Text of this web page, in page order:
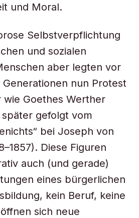
und Moral.
Selbstverpflichtung
und sozialen
aber legten vor
nun Protest
wie Goethes Werther
gefolgt vom
bei Joseph von
Diese Figuren
auch (und gerade)
eines bürgerlichen
kein Beruf, keine
sich neue